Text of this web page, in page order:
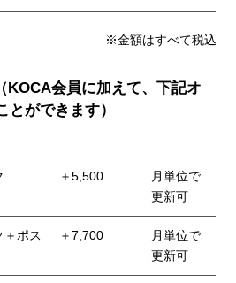
※金額はすべて税込
KOCA会員に加えて、下記オ
とができます）
＋5,500
月単位で
更新可
＋ポス
＋7,700
月単位で
更新可